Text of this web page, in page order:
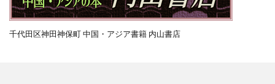
千代田区神田神保町 中国・アジア書籍 内山書店